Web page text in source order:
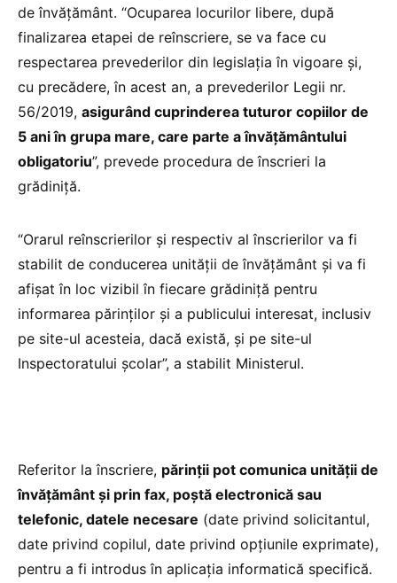
de învăţământ. “Ocuparea locurilor libere, după
finalizarea etapei de reînscriere, se va face cu
respectarea prevederilor din legislația în vigoare și,
cu precădere, în acest an, a prevederilor Legii nr.
56/2019, asigurând cuprinderea tuturor copiilor de
5 ani în grupa mare, care parte a învățământului
obligatoriu”, prevede procedura de înscrieri la
grădiniță.
“Orarul reînscrierilor și respectiv al înscrierilor va fi
stabilit de conducerea unității de învățământ și va fi
afișat în loc vizibil în fiecare grădiniță pentru
informarea părinților și a publicului interesat, inclusiv
pe site-ul acesteia, dacă există, și pe site-ul
Inspectoratului școlar”, a stabilit Ministerul.
Referitor la înscriere, părinții pot comunica unității de
învățământ și prin fax, poștă electronică sau
telefonic, datele necesare (date privind solicitantul,
date privind copilul, date privind opțiunile exprimate),
pentru a fi introdus în aplicația informatică specifică.